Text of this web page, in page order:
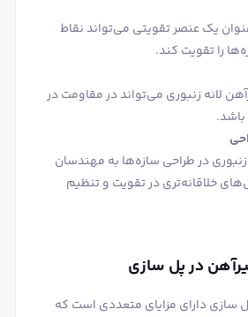
یک عنصر تقویتی می‌تواند نقاط
را تقویت کند.
لانه زنبوری می‌تواند در مقاومت در
باشد.
زنبوری در طراحی سازه‌ها به مهندسان
خلاقانه‌تری در تقویت و تنظیم
در پل‌ سازی
سازی دارای مزایای متعددی است که